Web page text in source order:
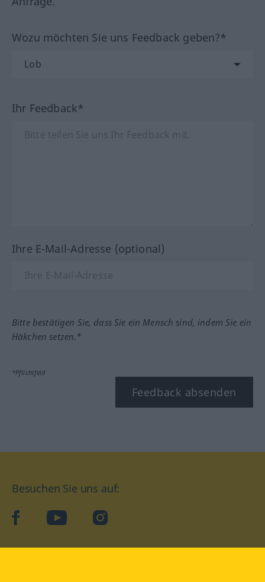
Wozu möchten Sie uns Feedback geben?*
Ihr Feedback*
Ihre E-Mail-Adresse (optional)
Bitte bestätigen Sie, dass Sie ein Mensch sind, indem Sie ein
Häkchen setzen.*
*Pflichtfeld
Feedback absenden
Besuchen Sie uns auf:
facebookYouTube Instagram